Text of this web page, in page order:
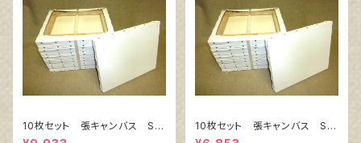
10枚セット 張キャンバス Sn
owWhite SPC（綿・ポリエステ
10枚セット 張キャンバス Sn
owWhite SPC（綿・ポリエステ